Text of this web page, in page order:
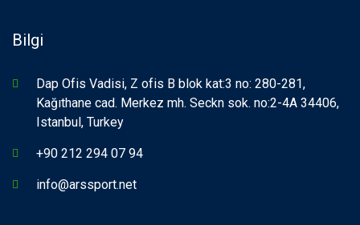
Bilgi
Dap Ofis Vadisi, Z ofis B blok kat:3 no: 280-281,
Kağıthane cad. Merkez mh. Seckn sok. no:2-4A 34406,
Istanbul, Turkey
+90 212 294 07 94
info@arssport.net